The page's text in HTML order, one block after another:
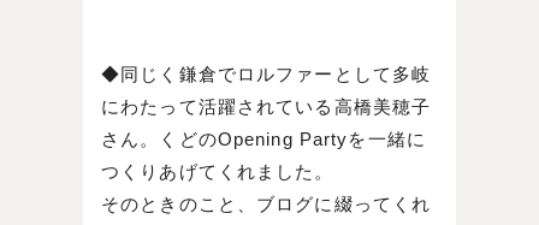
◆同じく鎌倉でロルファーとして多岐
にわたって活躍されている高橋美穂子
さん。くどのOpening Partyを一緒に
つくりあげてくれました。
そのときのこと、ブログに綴ってくれ